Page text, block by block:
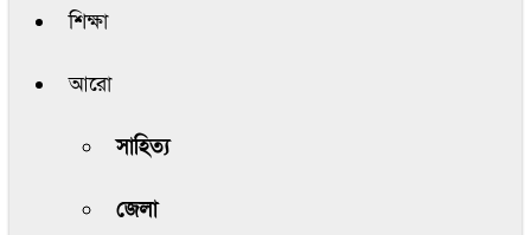
শিক্ষা
আরো
সাহিত্য
জেলা